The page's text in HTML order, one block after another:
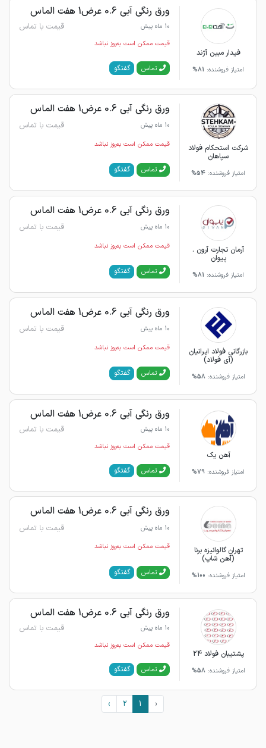
فیدار مبین آژند
امتیاز فروشنده: 81%
ورق رنگی آبی 0.6 عرض1 هفت الماس
10 ماه پیش قیمت با تماس
قیمت ممکن است به‌روز نباشد
تماس گفتگو
شرکت استحکام فولاد
سپاهان
امتیاز فروشنده: 54%
ورق رنگی آبی 0.6 عرض1 هفت الماس
10 ماه پیش قیمت با تماس
قیمت ممکن است به‌روز نباشد
تماس گفتگو
آرمان تجارت آرون .
پیوان
امتیاز فروشنده: 81%
ورق رنگی آبی 0.6 عرض1 هفت الماس
10 ماه پیش قیمت با تماس
قیمت ممکن است به‌روز نباشد
تماس گفتگو
بازرگانی فولاد ایرانیان
(آی فولاد)
امتیاز فروشنده: 58%
ورق رنگی آبی 0.6 عرض1 هفت الماس
10 ماه پیش قیمت با تماس
قیمت ممکن است به‌روز نباشد
تماس گفتگو
آهن یک
امتیاز فروشنده: 79%
ورق رنگی آبی 0.6 عرض1 هفت الماس
10 ماه پیش قیمت با تماس
قیمت ممکن است به‌روز نباشد
تماس گفتگو
تهران گالوانیزه برنا
(آهن شاپ)
امتیاز فروشنده: 100%
ورق رنگی آبی 0.6 عرض1 هفت الماس
10 ماه پیش قیمت با تماس
قیمت ممکن است به‌روز نباشد
تماس گفتگو
پشتیبان فولاد 24
امتیاز فروشنده: 58%
ورق رنگی آبی 0.6 عرض1 هفت الماس
10 ماه پیش قیمت با تماس
قیمت ممکن است به‌روز نباشد
تماس گفتگو
‹
1
2
›